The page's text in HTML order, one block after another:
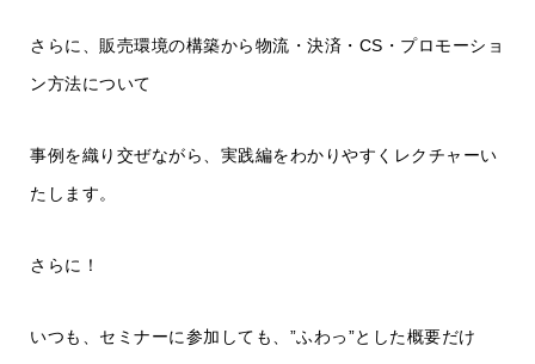
さらに、販売環境の構築から物流・決済・CS・プロモーショ
ン方法について
事例を織り交ぜながら、実践編をわかりやすくレクチャーい
たします。
さらに！
いつも、セミナーに参加しても、”ふわっ”とした概要だけ